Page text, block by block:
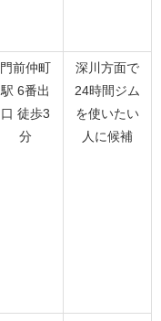
門前仲町
駅 6番出
口 徒歩3
分
深川方面で
24時間ジム
を使いたい
人に候補